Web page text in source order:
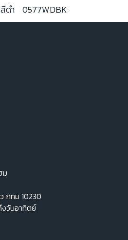
สีดำ 0577WDBK
ม
กทม 10230
งวันอาทิตย์